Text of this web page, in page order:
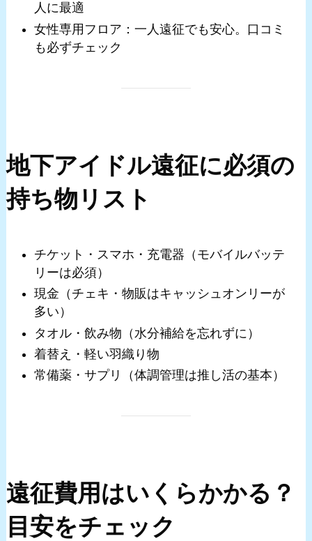
人に最適
女性専用フロア：一人遠征でも安心。口コミ
も必ずチェック
地下アイドル遠征に必須の
持ち物リスト
チケット・スマホ・充電器（モバイルバッテ
リーは必須）
現金（チェキ・物販はキャッシュオンリーが
多い）
タオル・飲み物（水分補給を忘れずに）
着替え・軽い羽織り物
常備薬・サプリ（体調管理は推し活の基本）
遠征費用はいくらかかる？
目安をチェック